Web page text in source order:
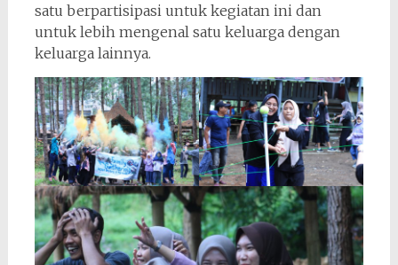
satu berpartisipasi untuk kegiatan ini dan
untuk lebih mengenal satu keluarga dengan
keluarga lainnya.